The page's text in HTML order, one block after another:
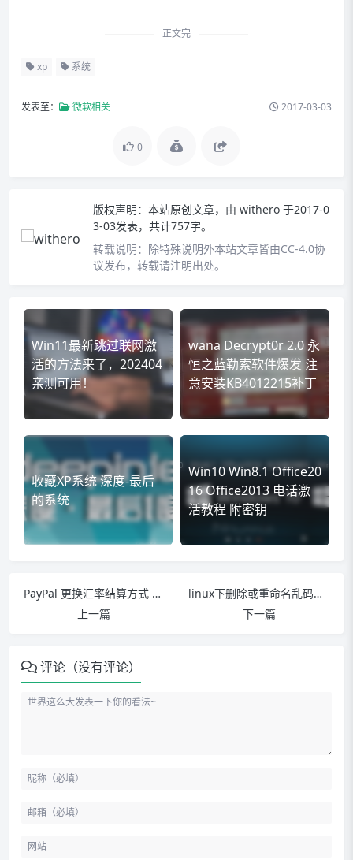
正文完
xp 系统
发表至： 微软相关 2017-03-03
0
版权声明： 本站原创文章，由 withero 于2017-0
3-03发表，共计757字。
转载说明： 除特殊说明外本站文章皆由CC-4.0协
议发布，转载请注明出处。
Win11最新跳过联网激
活的方法来了，202404
亲测可用！
wana Decrypt0r 2.0 永
恒之蓝勒索软件爆发 注
意安装KB4012215补丁
收藏XP系统 深度-最后
的系统
Win10 Win8.1 Office20
16 Office2013 电话激
活教程 附密钥
PayPal 更换汇率结算方式 降低手续费，把 PayPal汇率结算 改为 银行汇率结算
上一篇
linux下删除或重命名乱码文件和文件夹
下一篇
评论（没有评论）